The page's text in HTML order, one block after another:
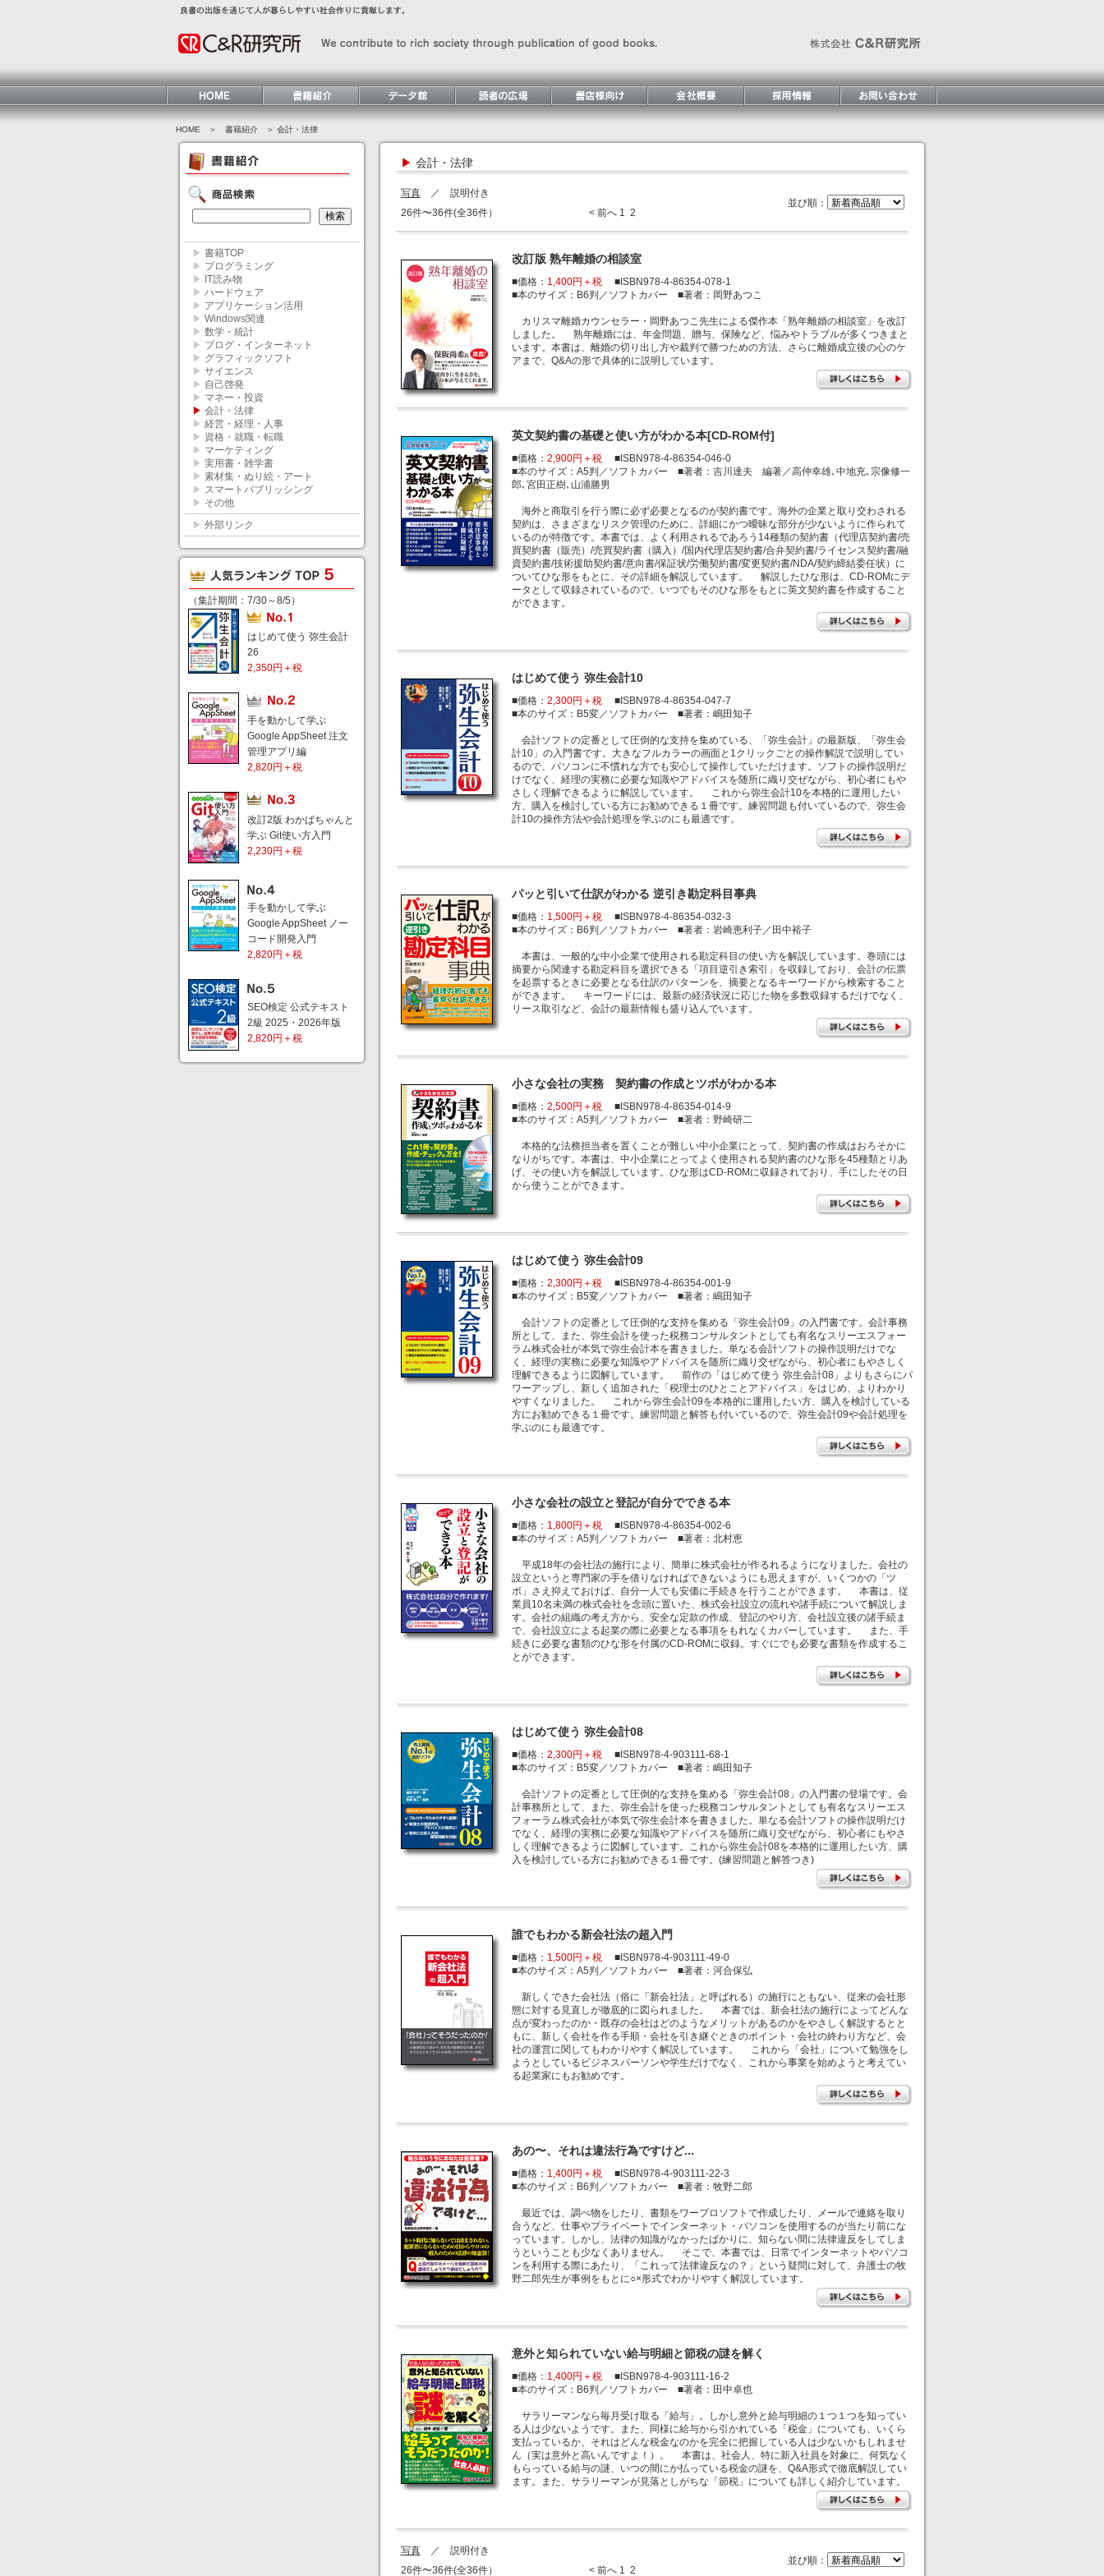
HOME ＞ 書籍紹介 ＞ 会計・法律
▶ 書籍TOP
▶ プログラミング
▶
IT読み物
▶ ハードウェア
▶ アプリケーション活用
▶ Windows関連
▶ 数学・統計
▶ ブログ・インターネット
▶ グラフィックソフト
▶ サイエンス
▶ 自己啓発
▶ マネー・投資
▶ 会計・法律
▶ 経営・経理・人事
▶ 資格・就職・転職
▶ マーケティング
▶ 実用書・雑学書
▶ 素材集・ぬり絵・アート
▶ スマートパブリッシング
▶ その他
▶ 外部リンク
（集計期間：7/30～8/5）
はじめて使う 弥生会計
26
2,350円＋税
手を動かして学ぶ
Google AppSheet 注文
管理アプリ編
2,820円＋税
改訂2版 わかばちゃんと
学ぶ Git使い方入門
2,230円＋税
手を動かして学ぶ
Google AppSheet ノー
コード開発入門
2,820円＋税
SEO検定 公式テキスト
2級 2025・2026年版
2,820円＋税
▶ 会計・法律
写真／ 説明付き
26件〜36件(全36件）
< 前へ 1 2
並び順：
改訂版 熟年離婚の相談室
■価格： 1,400円＋税■ISBN978-4-86354-078-1
■本のサイズ：B6判／ソフトカバー ■著者：岡野あつこ
カリスマ離婚カウンセラー・岡野あつこ先生による傑作本「熟年離婚の相談室」を改訂
しました。 熟年離婚には、年金問題、贈与、保険など、悩みやトラブルが多くつきまと
います。本書は、離婚の切り出し方や裁判で勝つための方法、さらに離婚成立後の心のケ
アまで、Q&Aの形で具体的に説明しています。
英文契約書の基礎と使い方がわかる本[CD-ROM付]
■価格： 2,900円＋税■ISBN978-4-86354-046-0
■本のサイズ：A5判／ソフトカバー ■著者：吉川達夫 編著／高仲幸雄､中地充､宗像修一
郎､宮田正樹､山浦勝男
海外と商取引を行う際に必ず必要となるのが契約書です。海外の企業と取り交わされる
契約は、さまざまなリスク管理のために、詳細にかつ曖昧な部分が少ないように作られて
いるのが特徴です。本書では、よく利用されるであろう14種類の契約書（代理店契約書/売
買契約書（販売）/売買契約書（購入）/国内代理店契約書/合弁契約書/ライセンス契約書/融
資契約書/技術援助契約書/意向書/保証状/労働契約書/変更契約書/NDA/契約締結委任状）に
ついてひな形をもとに、その詳細を解説しています。 解説したひな形は、CD-ROMにデ
ータとして収録されているので、いつでもそのひな形をもとに英文契約書を作成すること
ができます。
はじめて使う 弥生会計10
■価格： 2,300円＋税■ISBN978-4-86354-047-7
■本のサイズ：B5変／ソフトカバー ■著者：嶋田知子
会計ソフトの定番として圧倒的な支持を集めている、「弥生会計」の最新版、「弥生会
計10」の入門書です。大きなフルカラーの画面と1クリックごとの操作解説で説明してい
るので、パソコンに不慣れな方でも安心して操作していただけます。ソフトの操作説明だ
けでなく、経理の実務に必要な知識やアドバイスを随所に織り交ぜながら、初心者にもや
さしく理解できるように解説しています。 これから弥生会計10を本格的に運用したい
方、購入を検討している方にお勧めできる１冊です。練習問題も付いているので、弥生会
計10の操作方法や会計処理を学ぶのにも最適です。
パッと引いて仕訳がわかる 逆引き勘定科目事典
■価格： 1,500円＋税■ISBN978-4-86354-032-3
■本のサイズ：B6判／ソフトカバー ■著者：岩崎恵利子／田中裕子
本書は、一般的な中小企業で使用される勘定科目の使い方を解説しています。巻頭には
摘要から関連する勘定科目を選択できる「項目逆引き索引」を収録しており、会計の伝票
を起票するときに必要となる仕訳のパターンを、摘要となるキーワードから検索すること
ができます。 キーワードには、最新の経済状況に応じた物を多数収録するだけでなく、
リース取引など、会計の最新情報も盛り込んでいます。
小さな会社の実務 契約書の作成とツボがわかる本
■価格： 2,500円＋税■ISBN978-4-86354-014-9
■本のサイズ：A5判／ソフトカバー ■著者：野崎研二
本格的な法務担当者を置くことが難しい中小企業にとって、契約書の作成はおろそかに
なりがちです。本書は、中小企業にとってよく使用される契約書のひな形を45種類とりあ
げ、その使い方を解説しています。ひな形はCD-ROMに収録されており、手にしたその日
から使うことができます。
はじめて使う 弥生会計09
■価格： 2,300円＋税■ISBN978-4-86354-001-9
■本のサイズ：B5変／ソフトカバー ■著者：嶋田知子
会計ソフトの定番として圧倒的な支持を集める「弥生会計09」の入門書です。会計事務
所として、また、弥生会計を使った税務コンサルタントとしても有名なスリーエスフォー
ラム株式会社が本気で弥生会計本を書きました。単なる会計ソフトの操作説明だけでな
く、経理の実務に必要な知識やアドバイスを随所に織り交ぜながら、初心者にもやさしく
理解できるように図解しています。 前作の「はじめて使う 弥生会計08」よりもさらにパ
ワーアップし、新しく追加された「税理士のひとことアドバイス」をはじめ、よりわかり
やすくなりました。 これから弥生会計09を本格的に運用したい方、購入を検討している
方にお勧めできる１冊です。練習問題と解答も付いているので、弥生会計09や会計処理を
学ぶのにも最適です。
小さな会社の設立と登記が自分でできる本
■価格： 1,800円＋税■ISBN978-4-86354-002-6
■本のサイズ：A5判／ソフトカバー ■著者：北村恵
平成18年の会社法の施行により、簡単に株式会社が作るれるようになりました。会社の
設立というと専門家の手を借りなければできないようにも思えますが、いくつかの「ツ
ボ」さえ抑えておけば、自分一人でも安価に手続きを行うことができます。 本書は、従
業員10名未満の株式会社を念頭に置いた、株式会社設立の流れや諸手続について解説しま
す。会社の組織の考え方から、安全な定款の作成、登記のやり方、会社設立後の諸手続ま
で、会社設立による起業の際に必要となる事項をもれなくカバーしています。 また、手
続きに必要な書類のひな形を付属のCD-ROMに収録。すぐにでも必要な書類を作成するこ
とができます。
はじめて使う 弥生会計08
■価格： 2,300円＋税■ISBN978-4-903111-68-1
■本のサイズ：B5変／ソフトカバー ■著者：嶋田知子
会計ソフトの定番として圧倒的な支持を集める「弥生会計08」の入門書の登場です。会
計事務所として、また、弥生会計を使った税務コンサルタントとしても有名なスリーエス
フォーラム株式会社が本気で弥生会計本を書きました。単なる会計ソフトの操作説明だけ
でなく、経理の実務に必要な知識やアドバイスを随所に織り交ぜながら、初心者にもやさ
しく理解できるように図解しています。これから弥生会計08を本格的に運用したい方、購
入を検討している方にお勧めできる１冊です。(練習問題と解答つき)
誰でもわかる新会社法の超入門
■価格： 1,500円＋税■ISBN978-4-903111-49-0
■本のサイズ：A5判／ソフトカバー ■著者：河合保弘
新しくできた会社法（俗に「新会社法」と呼ばれる）の施行にともない、従来の会社形
態に対する見直しが徹底的に図られました。 本書では、新会社法の施行によってどんな
点が変わったのか・既存の会社はどのようなメリットがあるのかをやさしく解説するとと
もに、新しく会社を作る手順・会社を引き継ぐときのポイント・会社の終わり方など、会
社の運営に関してもわかりやすく解説しています。 これから「会社」について勉強をし
ようとしているビジネスパーソンや学生だけでなく、これから事業を始めようと考えてい
る起業家にもお勧めです。
あの〜、それは違法行為ですけど...
■価格： 1,400円＋税■ISBN978-4-903111-22-3
■本のサイズ：B6判／ソフトカバー ■著者：牧野二郎
最近では、調べ物をしたり、書類をワープロソフトで作成したり、メールで連絡を取り
合うなど、仕事やプライベートでインターネット・パソコンを使用するのが当たり前にな
っています。しかし、法律の知識がなかったばかりに、知らない間に法律違反をしてしま
うということも少なくありません。 そこで、本書では、日常でインターネットやパソコ
ンを利用する際にあたり、「これって法律違反なの？」という疑問に対して、弁護士の牧
野二郎先生が事例をもとに○×形式でわかりやすく解説しています。
意外と知られていない給与明細と節税の謎を解く
■価格： 1,400円＋税■ISBN978-4-903111-16-2
■本のサイズ：B6判／ソフトカバー ■著者：田中卓也
サラリーマンなら毎月受け取る「給与」。しかし意外と給与明細の１つ１つを知ってい
る人は少ないようです。また、同様に給与から引かれている「税金」についても、いくら
支払っているか、それはどんな税金なのかを完全に把握している人は少ないかもしれませ
ん（実は意外と高いんですよ！）。 本書は、社会人、特に新入社員を対象に、何気なく
もらっている給与の謎、いつの間にか払っている税金の謎を、Q&A形式で徹底解説してい
ます。また、サラリーマンが見落としがちな「節税」についても詳しく紹介しています。
写真／ 説明付き
26件〜36件(全36件）
< 前へ 1 2
並び順：